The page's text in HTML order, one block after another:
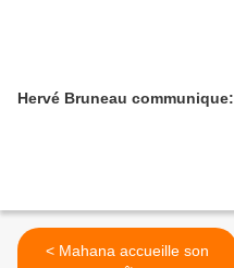
Hervé Bruneau communique:
< Mahana accueille son